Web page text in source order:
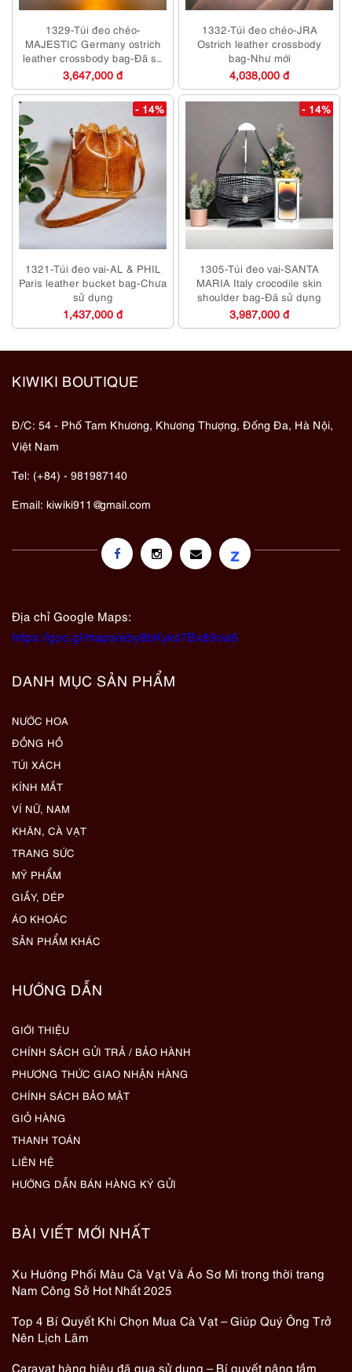
1329-Túi đeo chéo-
MAJESTIC Germany ostrich
leather crossbody bag-Đã sử
dụng
3,647,000 đ
1332-Túi đeo chéo-JRA
Ostrich leather crossbody
bag-Như mới
4,038,000 đ
- 14%
1321-Túi đeo vai-AL & PHIL
Paris leather bucket bag-Chưa
sử dụng
1,437,000 đ
- 14%
1305-Túi đeo vai-SANTA
MARIA Italy crocodile skin
shoulder bag-Đã sử dụng
3,987,000 đ
KIWIKI BOUTIQUE
Đ/C: 54 - Phố Tam Khương, Khương Thượng, Đống Đa, Hà Nội,
Việt Nam
Tel: (+84) - 981987140
Email: kiwiki911@gmail.com
z
Địa chỉ Google Maps:
https://goo.gl/maps/eby8bKyks7Bx89oa6
DANH MỤC SẢN PHẨM
NƯỚC HOA
ĐỒNG HỒ
TÚI XÁCH
KÍNH MẮT
VÍ NỮ, NAM
KHĂN, CÀ VẠT
TRANG SỨC
MỸ PHẨM
GIẦY, DÉP
ÁO KHOÁC
SẢN PHẨM KHÁC
HƯỚNG DẪN
GIỚI THIỆU
CHÍNH SÁCH GỬI TRẢ / BẢO HÀNH
PHƯƠNG THỨC GIAO NHẬN HÀNG
CHÍNH SÁCH BẢO MẬT
GIỎ HÀNG
THANH TOÁN
LIÊN HỆ
HƯỚNG DẪN BÁN HÀNG KÝ GỬI
BÀI VIẾT MỚI NHẤT
Xu Hướng Phối Màu Cà Vạt Và Áo Sơ Mi trong thời trang
Nam Công Sở Hot Nhất 2025
Top 4 Bí Quyết Khi Chọn Mua Cà Vạt – Giúp Quý Ông Trở
Nên Lịch Lãm
Caravat hàng hiệu đã qua sử dụng – Bí quyết nâng tầm